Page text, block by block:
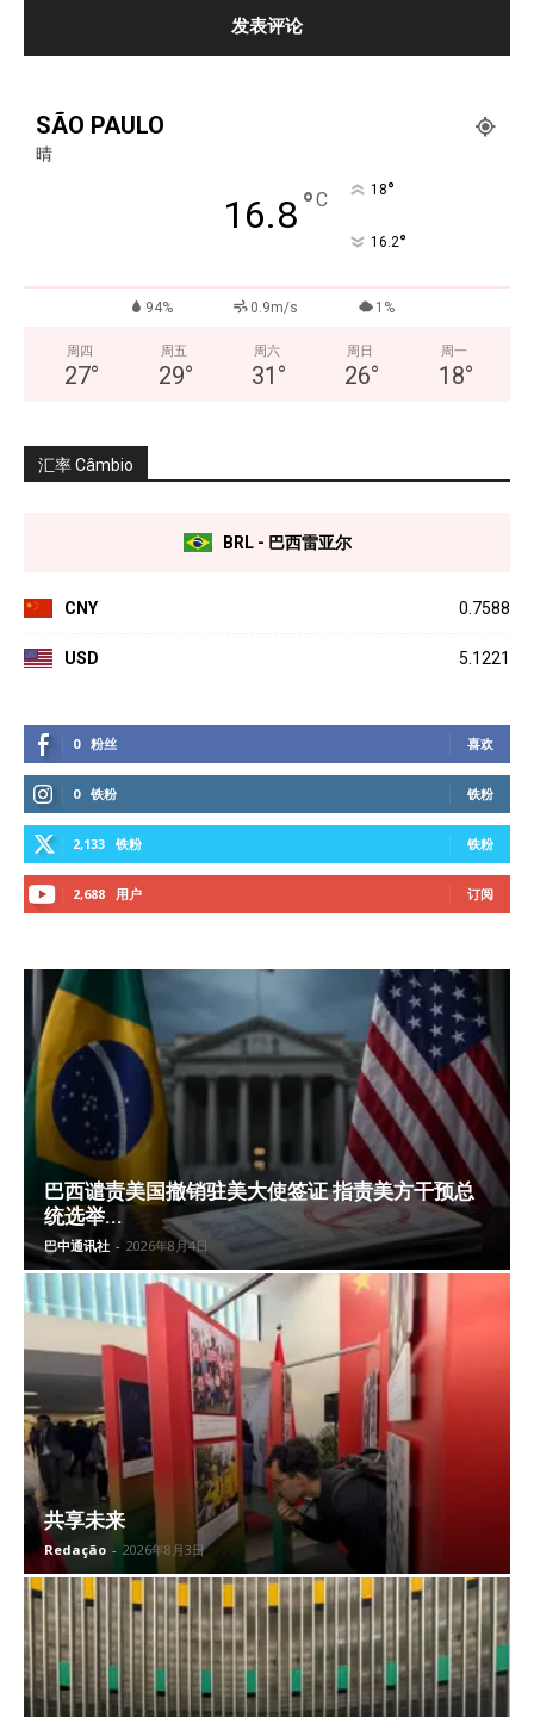
SÃO PAULO
晴
16.8°C 18°
16.2°
94% 0.9m/s 1%
周四
27°
周五
29°
周六
31 °
周日
26°
周一
18°
汇率 Câmbio
BRL - 巴西雷亚尔
CNY 0.7588
USD 5.1221
0 粉丝 喜欢
0 铁粉 铁粉
2,133 铁粉 铁粉
2,688 用户 订阅
巴西谴责美国撤销驻美大使签证 指责美方干预总
统选举...
巴中通讯社 - 2026年8月4日
共享未来
Redação - 2026年8月3日